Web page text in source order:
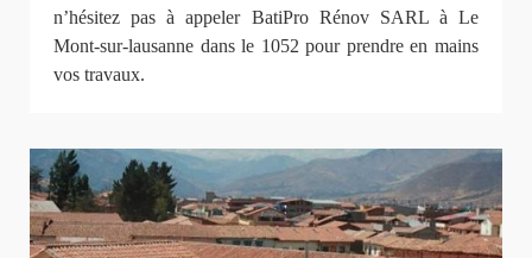
n’hésitez pas à appeler BatiPro Rénov SARL à Le
Mont-sur-lausanne dans le 1052 pour prendre en mains
vos travaux.